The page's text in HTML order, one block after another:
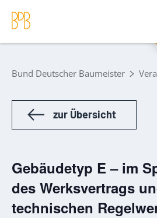
Bund Deutscher Baumeister
zur Übersicht
Gebäudetyp E – im
des Werksvertrags
technischen